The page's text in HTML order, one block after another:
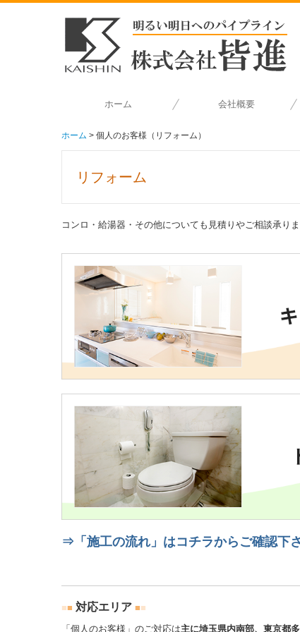
ホーム 会社概要
ホーム 個人のお客様（リフォーム）
リフォーム
コンロ・給湯器・その他についても見積りやご相談承り
⇒「施工の流れ」はコチラからご確認下
■■ 対応エリア ■■
「 個人のお客様 」のご対応は主に埼玉県内南部、東京都